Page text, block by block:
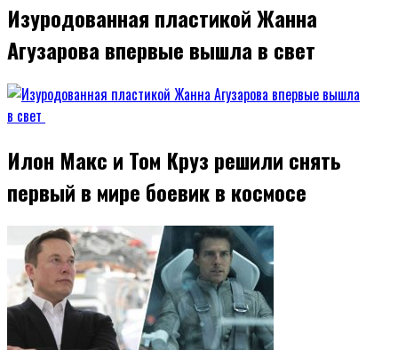
Изуродованная пластикой Жанна
Агузарова впервые вышла в свет
Илон Макс и Том Круз решили снять
первый в мире боевик в космосе